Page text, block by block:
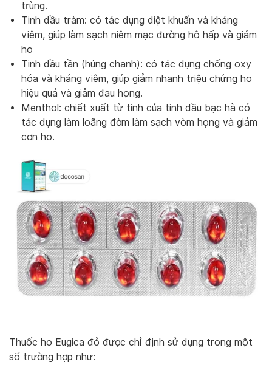
trùng.
Tinh dầu tràm: có tác dụng diệt khuẩn và kháng
viêm, giúp làm sạch niêm mạc đường hô hấp và giảm
ho
Tinh dầu tần (húng chanh): có tác dụng chống oxy
hóa và kháng viêm, giúp giảm nhanh triệu chứng ho
hiệu quả và giảm đau họng.
Menthol: chiết xuất từ tinh của tinh dầu bạc hà có
tác dụng làm loãng đờm làm sạch vòm họng và giảm
cơn ho.
Thuốc ho Eugica đỏ được chỉ định sử dụng trong một
số trường hợp như: